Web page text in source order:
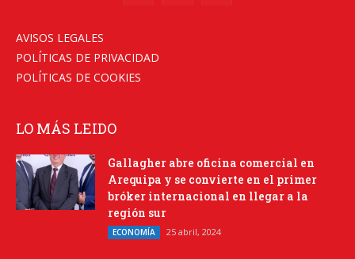
AVISOS LEGALES
POLÍTICAS DE PRIVACIDAD
POLÍTICAS DE COOKIES
LO MÁS LEIDO
Gallagher abre oficina comercial en
Arequipa y se convierte en el primer
bróker internacional en llegar a la
región sur
ECONOMÍA 25 abril, 2024